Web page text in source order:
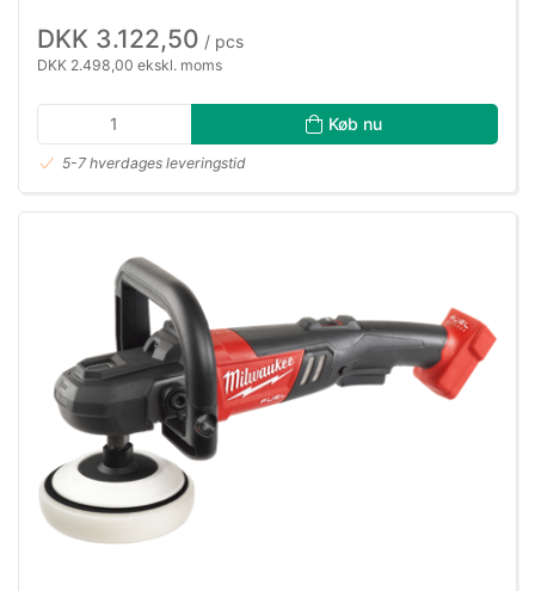
DKK 3.122,50 / pcs
DKK 2.498,00 ekskl. moms
Køb nu
5-7 hverdages leveringstid